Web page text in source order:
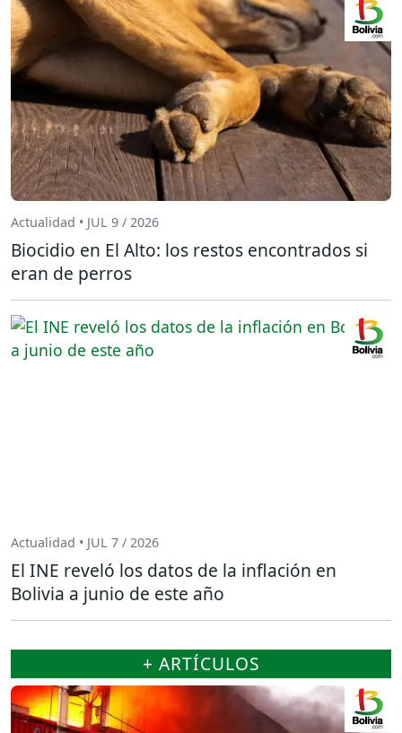
Actualidad • JUL 9 / 2026
Biocidio en El Alto: los restos encontrados si
eran de perros
Actualidad • JUL 7 / 2026
El INE reveló los datos de la inflación en
Bolivia a junio de este año
+ ARTÍCULOS